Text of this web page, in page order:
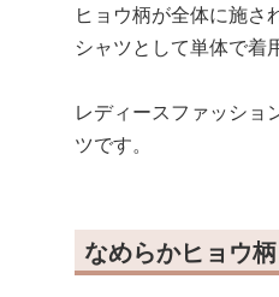
ヒョウ柄が全体に施さ
シャツとして単体で着
レディースファッショ
ツです。
なめらかヒョウ